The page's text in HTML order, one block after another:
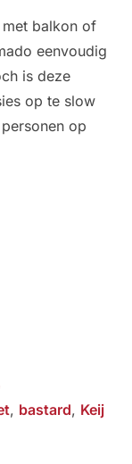
balkon of
eenvoudig
is deze
op te slow
op
, bastard, Keij